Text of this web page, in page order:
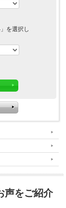
を選択し
声をご紹介